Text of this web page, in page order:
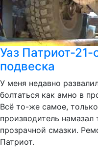
Уаз Патриот-
подвеска
У меня недавно
болтаться как амно в
Всё то-же самое,
производитель
прозрачной смазки.
Патриот.